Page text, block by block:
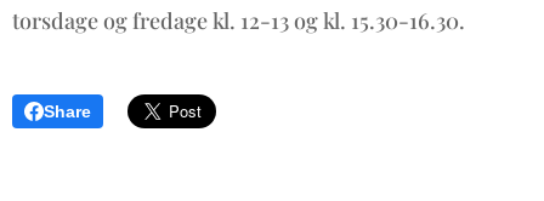
torsdage og fredage kl. 12-13 og kl. 15.30-16.30.
Share